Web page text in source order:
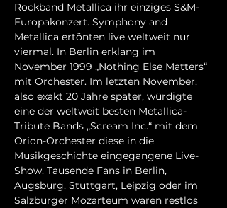
Rockband Metallica ihr einziges S&M-
Europakonzert. Symphony and
Metallica ertönten live weltweit nur
viermal. In Berlin erklang im
November 1999 „Nothing Else Matters“
mit Orchester. Im letzten November,
also exakt 20 Jahre später, würdigte
eine der weltweit besten Metallica-
Tribute Bands „Scream Inc.“ mit dem
Orion-Orchester diese in die
Musikgeschichte eingegangene Live-
Show. Tausende Fans in Berlin,
Augsburg, Stuttgart, Leipzig oder im
Salzburger Mozarteum waren restlos